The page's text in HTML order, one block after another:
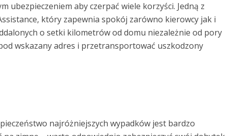
ubezpieczeniem aby czerpać wiele korzyści. Jedną z
który zapewnia spokój zarówno kierowcy jak i
o setki kilometrów od domu niezależnie od pory
wskazany adres i przetransportować uszkodzony
najróżniejszych wypadków jest bardzo